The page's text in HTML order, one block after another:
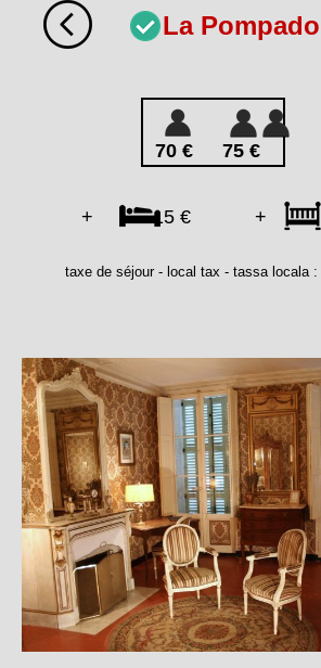
La
70 € 75 €
+ 15 € + 0
taxe de séjour - local tax - tassa locala :